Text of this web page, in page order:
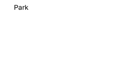
Park